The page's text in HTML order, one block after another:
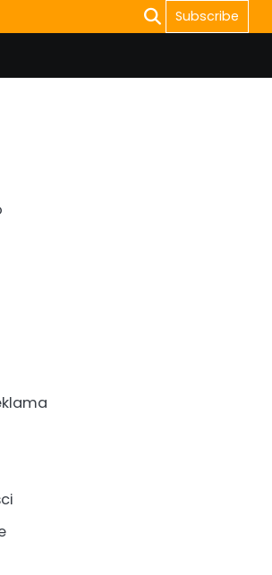
Subscribe